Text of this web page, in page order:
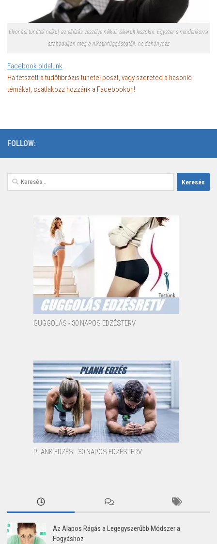
Elvonási tünetek nélkül, az elhízás veszélye nélkül. Sikerült leszokni. Egyszer s mindenkorra
szabaduljon meg a nikotinfüggőségtől!. ne dohányozz
Facebook oldalunk
Ha tetszett a tüdőfibrózis tünetei poszt, vagy szereted a hasonló
témákat, csatlakozz hozzánk a Facebookon!
FOLLOW:
Keresés:
GUGGOLÁS - 30 NAPOS EDZÉSTERV
PLANK EDZÉS - 30 NAPOS EDZÉSTERV
Az Alapos Rágás a Legegyszerűbb Módszer a
Fogyáshoz